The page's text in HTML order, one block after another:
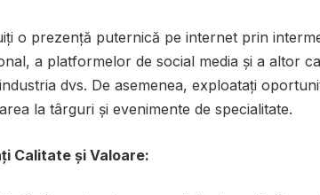
o prezență puternică pe internet prin
a platformelor de social media și a altor
dvs. De asemenea, exploatați
la târguri și evenimente de specialitate.
Calitate și Valoare: